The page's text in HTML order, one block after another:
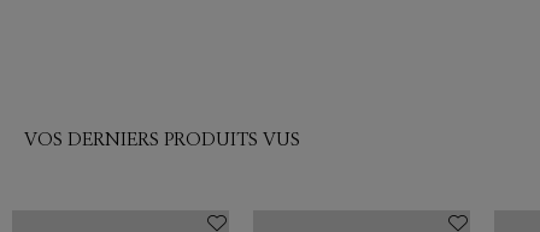
VOS DERNIERS PRODUITS VUS